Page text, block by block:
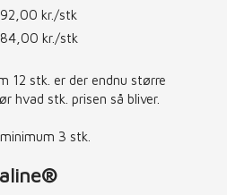
kr./stk
kr./stk
12 stk. er der endnu større
hvad stk. prisen så bliver.
3 stk.